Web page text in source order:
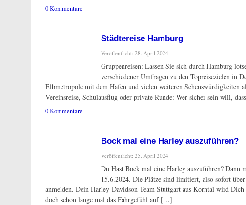
0 Kommentare
Städtereise Hamburg
Veröffentlicht: 28. April 2024
Gruppenreisen: Lassen Sie sich durch Hamburg
verschiedener Umfragen zu den Topreisezielen in
Elbmetropole mit dem Hafen und vielen weiteren Sehenswürdigkeiten
Vereinsreise, Schulausflug oder private Runde: Wer sicher sein will,
0 Kommentare
Bock mal eine Harley auszuführen?
Veröffentlicht: 25. April 2024
Du Hast Bock mal eine Harley auszuführen? Dann
15.6.2024. Die Plätze sind limitiert, also sofort
anmelden. Dein Harley-Davidson Team Stuttgart aus Korntal wird
doch schon lange mal das Fahrgefühl auf […]